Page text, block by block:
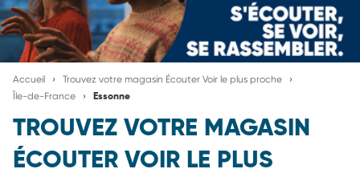
Accueil
Trouvez votre magasin Écouter Voir le plus proche
Île-de-France
Essonne
TROUVEZ VOTRE MAGASIN
ÉCOUTER VOIR LE PLUS